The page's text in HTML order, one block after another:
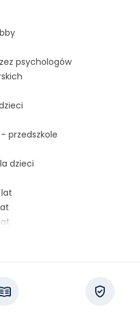
psychologów
przedszkole
dzieci
- wiek 6-14 lat